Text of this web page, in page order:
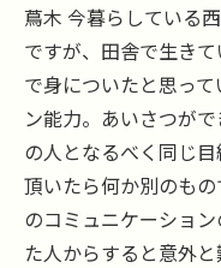
蔦木 今暮らしている
ですが、田舎で生き
で身についたと思っ
ン能力。あいさつが
の人となるべく同じ
頂いたら何か別のも
のコミュニケーショ
た人からすると意外